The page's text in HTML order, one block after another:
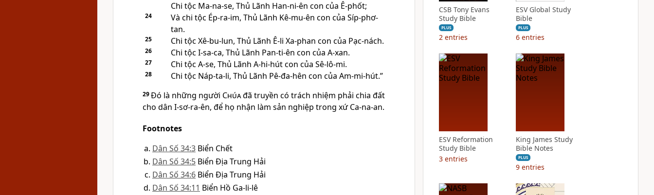
Chi tộc Ma-na-se, Thủ Lãnh Han-ni-ên con của Ê-phốt;
24
Và chi tộc Ép-ra-im, Thủ Lãnh Kê-mu-ên con của Síp-phơ-
tan.
25 Chi tộc Xê-bu-lun, Thủ Lãnh Ê-li Xa-phan con của Pạc-nách.
26 Chi tộc I-sa-ca, Thủ Lãnh Pan-ti-ên con của A-xan.
27 Chi tộc A-se, Thủ Lãnh A-hi-hút con của Sê-lô-mi.
28 Chi tộc Náp-ta-li, Thủ Lãnh Pê-đa-hên con của Am-mi-hút.”
29Ðó là những người Chúađã truyền có trách nhiệm phải chia đất
cho dân I-sơ-ra-ên, để họ nhận làm sản nghiệp trong xứ Ca-na-an.
Footnotes
Dân Số 34:3 Biển Chết
Dân Số 34:5 Biển Ðịa Trung Hải
Dân Số 34:6 Biển Ðịa Trung Hải
Dân Số 34:11 Biển Hồ Ga-li-lê
CSB Tony Evans
Study Bible
PLUS
2 entries
ESV Global Study
Bible
PLUS
6 entries
ESV Reformation
Study Bible
3 entries
King James Study
Bible Notes
PLUS
9 entries